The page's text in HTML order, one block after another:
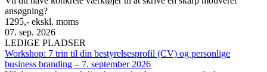
ansøgning?
1295,- ekskl. moms
07. sep. 2026
LEDIGE PLADSER
Workshop: 7 trin til din bestyrelsesprofil (CV) og personlige
business branding – 7. september 2026